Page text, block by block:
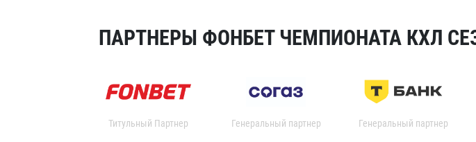
ПАРТНЕРЫ ФОНБЕТ ЧЕМПИОНАТА КХЛ
Титульный Партнер Генеральный партнер Генеральный партнер